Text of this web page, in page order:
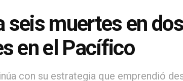
seis muertes en
en el Pacífico
con su estrategia que emprendió